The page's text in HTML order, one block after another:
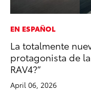
EN ESPAÑOL
La totalmente
protagonista de la
RAV4?”
April 06, 2026